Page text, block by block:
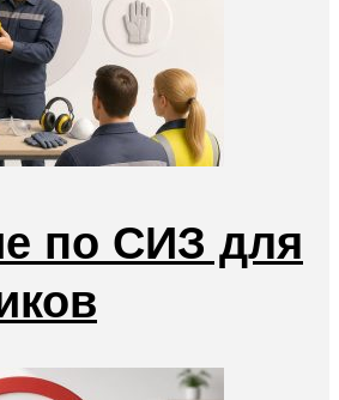
по СИЗ для